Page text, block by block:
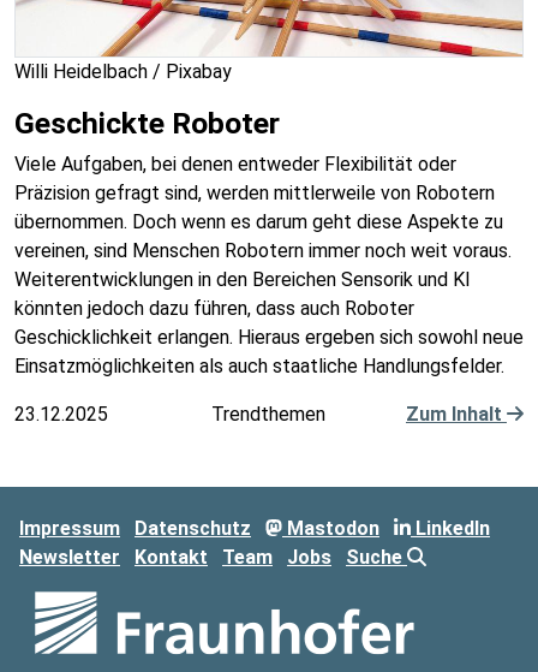
Willi Heidelbach / Pixabay
Geschickte Roboter
Viele Aufgaben, bei denen entweder Flexibilität oder
Präzision gefragt sind, werden mittlerweile von Robotern
übernommen. Doch wenn es darum geht diese Aspekte zu
vereinen, sind Menschen Robotern immer noch weit voraus.
Weiterentwicklungen in den Bereichen Sensorik und KI
könnten jedoch dazu führen, dass auch Roboter
Geschicklichkeit erlangen. Hieraus ergeben sich sowohl neue
Einsatzmöglichkeiten als auch staatliche Handlungsfelder.
23.12.2025 Trendthemen Zum Inhalt
Impressum Datenschutz Mastodon
LinkedIn
Newsletter
Kontakt Team Jobs Suche